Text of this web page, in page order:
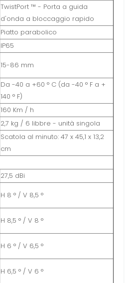
TwistPort ™ - Porta a guida
d'onda a bloccaggio rapido
Piatto parabolico
IP65
15-86 mm
Da -40 a +60 ° C (da -40 ° F a +
140 ° F)
160 Km / h
2,7 kg / 6 libbre - unità singola
Scatola al minuto: 47 x 45,1 x 13,2
cm
27,5 dBi
H 8 ° / V 8,5 °
H 8,5 ° / V 8 °
H 6 ° / V 6,5 °
H 6,5 ° / V 6 °